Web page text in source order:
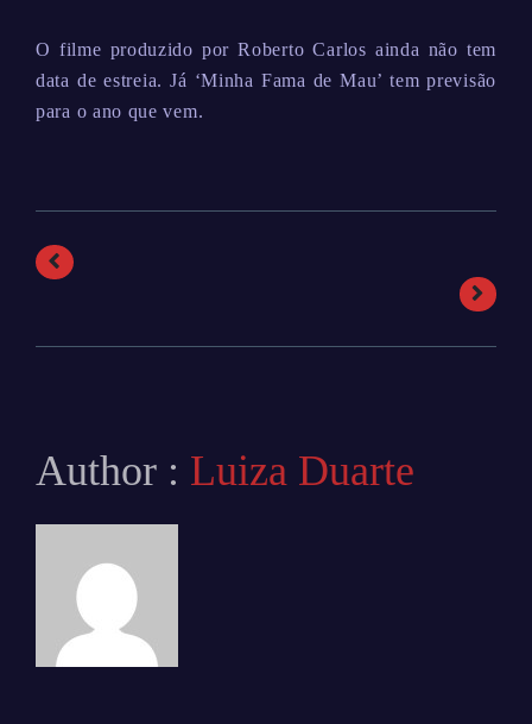
O filme produzido por Roberto Carlos ainda não tem
data de estreia. Já ‘Minha Fama de Mau’ tem previsão
para o ano que vem.
Author : Luiza Duarte